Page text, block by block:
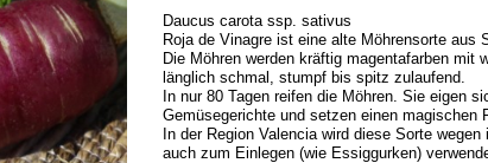
Daucus carota ssp. sativus
Roja de Vinagre ist eine alte Möhrensorte aus
Die Möhren werden kräftig magentafarben mit
länglich schmal, stumpf bis spitz zulaufend.
In nur 80 Tagen reifen die Möhren. Sie eigen
Gemüsegerichte und setzen einen magischen
In der Region Valencia wird diese Sorte
auch zum Einlegen (wie Essiggurken)